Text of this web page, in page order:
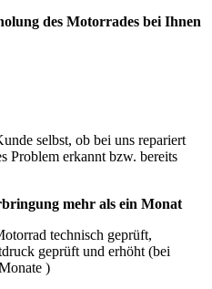
des Motorrades bei Ihnen
selbst, ob bei uns repariert
Problem erkannt bzw. bereits
mehr als ein Monat
technisch geprüft,
geprüft und erhöht (bei
)